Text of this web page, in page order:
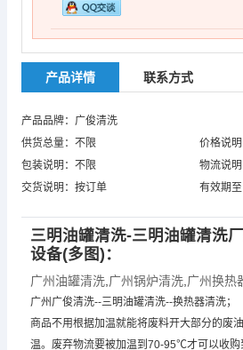
产品详情 联系方式
产品品牌：广俊清洗
供货总量：不限
价格说
包装说明：不限
物流说
交货说明：按订单
有效期
三明油罐清洗-三明油罐清洗
设备(多图)：
广州油罐清洗 广州锅炉清洗 广州换热
广州广俊清洗--三明油罐清洗--换热器清洗；
商品不用根据加温就能将废料开大部分的废
温。废弃物流要被加温到70-95℃才可以收购